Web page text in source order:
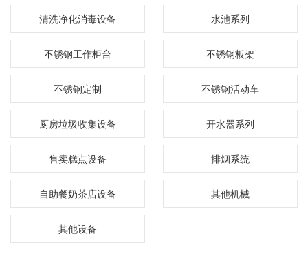
清洗净化消毒设备 水池系列
不锈钢工作柜台 不锈钢板架
不锈钢定制 不锈钢活动车
厨房垃圾收集设备 开水器系列
售卖糕点设备 排烟系统
自助餐奶茶店设备 其他机械
其他设备